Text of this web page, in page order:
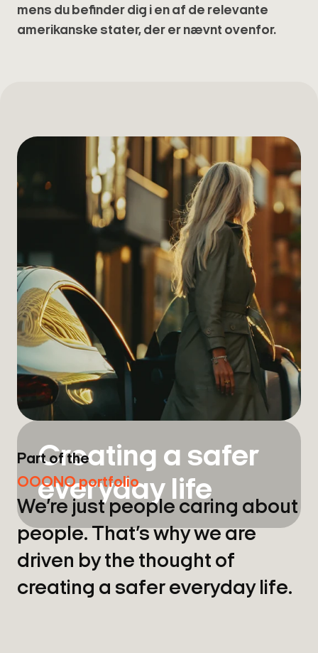
mens du befinder dig i en af de relevante
amerikanske stater, der er nævnt ovenfor.
Creating a safer
everyday life
Part of the
OOONO portfolio
We’re just people caring about
people. That’s why we are
driven by the thought of
creating a safer everyday life.